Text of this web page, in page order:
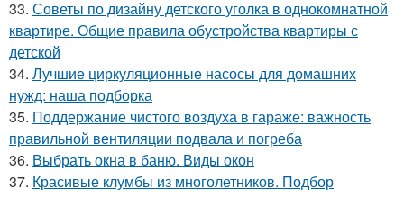
33. Советы по дизайну детского уголка в однокомнатной
квартире. Общие правила обустройства квартиры с
детской
34. Лучшие циркуляционные насосы для домашних
нужд: наша подборка
35. Поддержание чистого воздуха в гараже: важность
правильной вентиляции подвала и погреба
36. Выбрать окна в баню. Виды окон
37. Красивые клумбы из многолетников. Подбор